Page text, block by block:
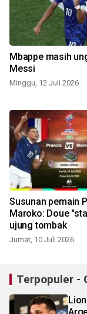
Mbappe masih
Messi
Minggu, 12 Juli 2026
Susunan pemain
Maroko: Doue
ujung tombak
Jumat, 10 Juli 2026
Terpopuler -